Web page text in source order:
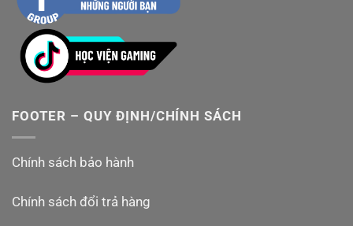
FOOTER – QUY ĐỊNH/CHÍNH SÁCH
Chính sách bảo hành
Chính sách đổi trả hàng